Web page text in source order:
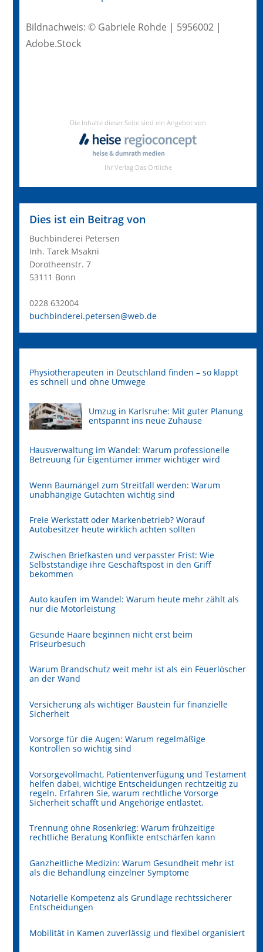
Bildnachweis: © Gabriele Rohde | 5956002 |
Adobe.Stock
Dies ist ein Beitrag von
Buchbinderei Petersen
Inh. Tarek Msakni
Dorotheenstr. 7
53111 Bonn
0228 632004
buchbinderei.petersen@web.de
Physiotherapeuten in Deutschland finden – so klappt
es schnell und ohne Umwege
Umzug in Karlsruhe: Mit guter Planung
entspannt ins neue Zuhause
Hausverwaltung im Wandel: Warum professionelle
Betreuung für Eigentümer immer wichtiger wird
Wenn Baumängel zum Streitfall werden: Warum
unabhängige Gutachten wichtig sind
Freie Werkstatt oder Markenbetrieb? Worauf
Autobesitzer heute wirklich achten sollten
Zwischen Briefkasten und verpasster Frist: Wie
Selbstständige ihre Geschäftspost in den Griff
bekommen
Auto kaufen im Wandel: Warum heute mehr zählt als
nur die Motorleistung
Gesunde Haare beginnen nicht erst beim
Friseurbesuch
Warum Brandschutz weit mehr ist als ein Feuerlöscher
an der Wand
Versicherung als wichtiger Baustein für finanzielle
Sicherheit
Vorsorge für die Augen: Warum regelmäßige
Kontrollen so wichtig sind
Vorsorgevollmacht, Patientenverfügung und Testament
helfen dabei, wichtige Entscheidungen rechtzeitig zu
regeln. Erfahren Sie, warum rechtliche Vorsorge
Sicherheit schafft und Angehörige entlastet.
Trennung ohne Rosenkrieg: Warum frühzeitige
rechtliche Beratung Konflikte entschärfen kann
Ganzheitliche Medizin: Warum Gesundheit mehr ist
als die Behandlung einzelner Symptome
Notarielle Kompetenz als Grundlage rechtssicherer
Entscheidungen
Mobilität in Kamen zuverlässig und flexibel organisiert